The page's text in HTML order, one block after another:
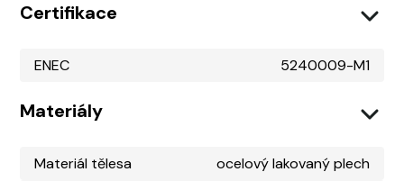
Certifikace
ENEC 5240009-M1
Materiály
Materiál tělesa
ocelový lakovaný plech